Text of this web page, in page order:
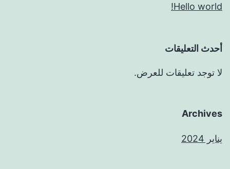
Hello world!
أحدث التعليقات
لا توجد تعليقات للعرض.
Archives
يناير 2024